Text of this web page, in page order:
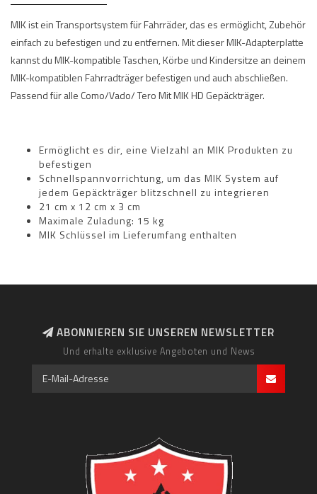
MIK ist ein Transportsystem für Fahrräder, das es ermöglicht, Zubehör
einfach zu befestigen und zu entfernen. Mit dieser MIK-Adapterplatte
kannst du MIK-kompatible Taschen, Körbe und Kindersitze an deinem
MIK-kompatiblen Fahrradträger befestigen und auch abschließen.
Passend für alle Como/Vado/ Tero Mit MIK HD Gepäckträger.
Ermöglicht es dir, eine Vielzahl an MIK Produkten zu
befestigen
Schnellspannvorrichtung, um das MIK System auf
jedem Gepäckträger blitzschnell zu integrieren
21 cm x 12 cm x 3 cm
Maximale Zuladung: 15 kg
MIK Schlüssel im Lieferumfang enthalten
ABONNIEREN SIE UNSEREN NEWSLETTER
Und erhalte exklusive Angeboten und News